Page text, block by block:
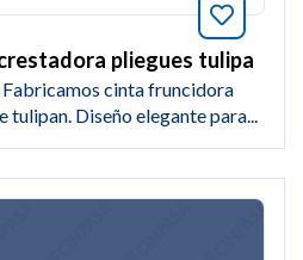
Añade
pliegues tulipa
Fabricamos cinta fruncidora
tulipan. Diseño elegante para...